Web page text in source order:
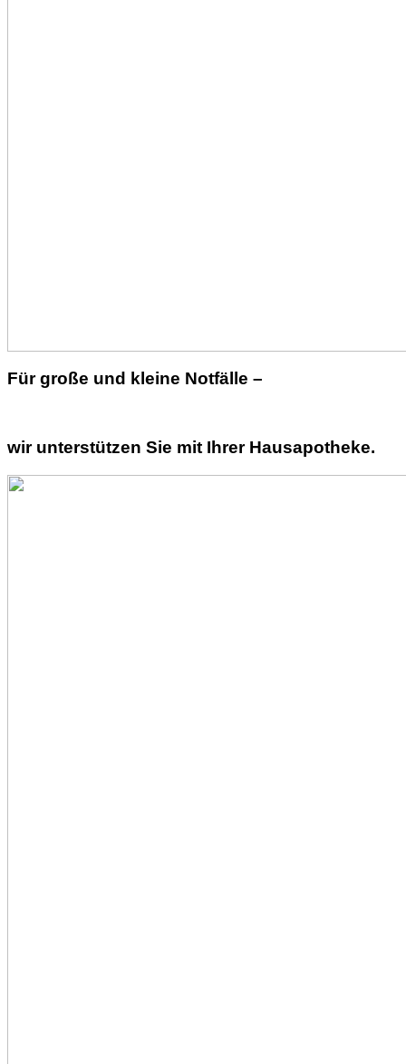
Für große und kleine Notfälle –
wir unterstützen Sie mit Ihrer Hausapotheke.